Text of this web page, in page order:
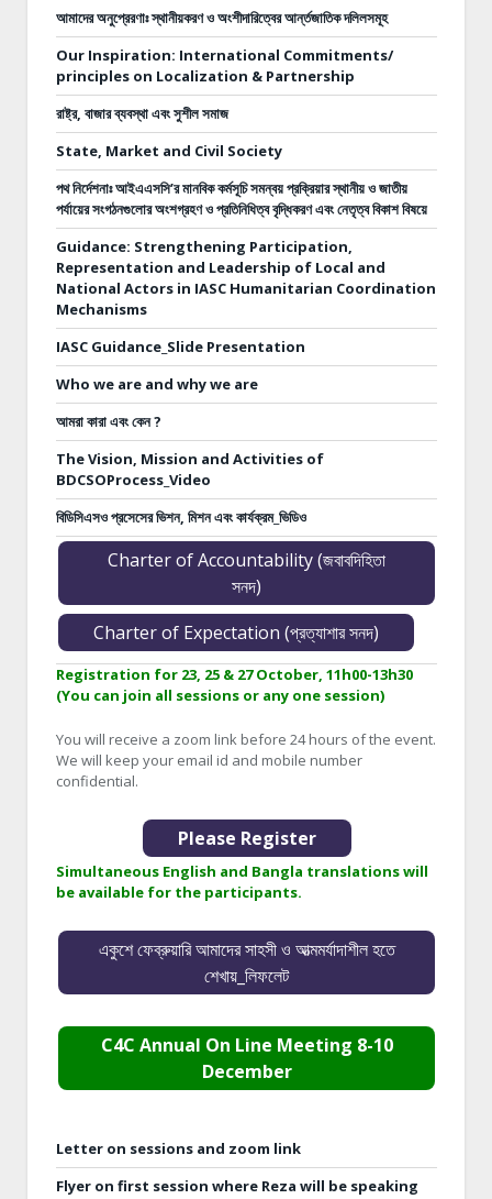
আমাদের অনুপ্রেরণাঃ স্থানীয়করণ ও অংশীদারিত্বের আর্ন্তজাতিক দলিলসমূহ
Our Inspiration: International Commitments/
principles on Localization & Partnership
রাষ্ট্র, বাজার ব্যবস্থা এবং সুশীল সমাজ
State, Market and Civil Society
পথ নির্দেশনাঃআইএএসসি’র মানবিক কর্মসূচি সমন্বয় প্রক্রিয়ার স্থানীয় ও জাতীয়
পর্যায়ের সংগঠনগুলোর অংশগ্রহণ ও প্রতিনিধিত্ব বৃদ্ধিকরণ এবং নেতৃত্ব বিকাশ বিষয়ে
Guidance: Strengthening Participation,
Representation and Leadership of Local and
National Actors in IASC Humanitarian Coordination
Mechanisms
IASC Guidance_Slide Presentation
Who we are and why we are
আমরা কারা এবং কেন ?
The Vision, Mission and Activities of
BDCSOProcess_Video
বিডিসিএসও প্রসেসের ভিশন, মিশন এবং কার্যক্রম_ভিডিও
Charter of Accountability (জবাবদিহিতা
সনদ)
Charter of Expectation (প্রত্যাশার সনদ)
Registration for 23, 25 & 27 October, 11h00-13h30
(You can join all sessions or any one session)
You will receive a zoom link before 24 hours of the event.
We will keep your email id and mobile number
confidential.
Please Register
Simultaneous English and Bangla translations will
be available for the participants.
একুশে ফেব্রুয়ারি আমাদের সাহসী ও আত্মমর্যাদাশীল হতে
শেখায়_লিফলেট
C4C Annual On Line Meeting 8-10
December
Letter on sessions and zoom link
Flyer on first session where Reza will be speaking